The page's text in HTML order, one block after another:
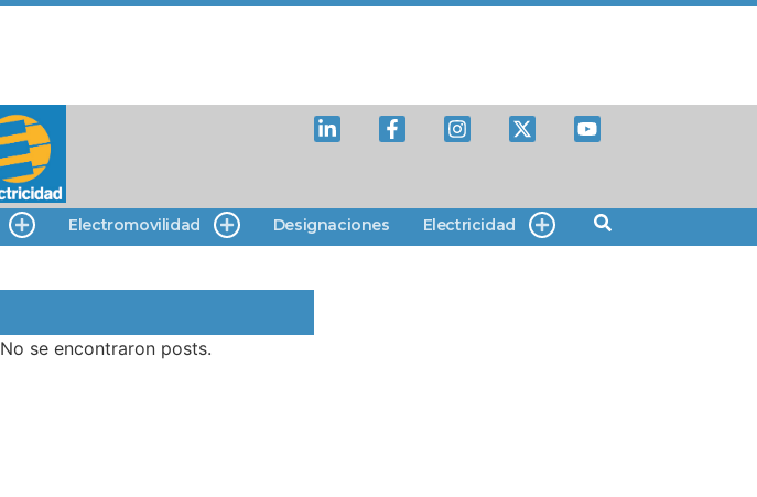
Electromovilidad Designaciones Electricidad
No se encontraron posts.